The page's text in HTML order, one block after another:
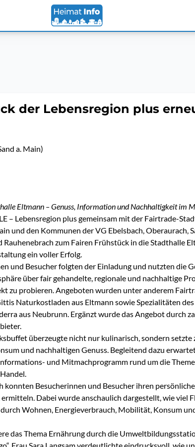
der Lebensregion plus
a. Main)
Eltmann – Genuss, Information und Nachhaltigkeit im
– Lebensregion plus gemeinsam mit der Fairtrade-
und den Kommunen der VG Ebelsbach, Oberaurach,
Rauhenebrach zum Fairen Frühstück in die Stadthalle
ein voller Erfolg.
und Besucher folgten der Einladung und nutzten die
über fair gehandelte, regionale und nachhaltige
zu probieren. Angeboten wurden unter anderem
Naturkostladen aus Eltmann sowie Spezialitäten des
aus Neubrunn. Ergänzt wurde das Angebot durch
überzeugte nicht nur kulinarisch, sondern setzte
und nachhaltigen Genuss. Begleitend dazu
und Mitmachprogramm rund um die
konnten Besucherinnen und Besucher ihren
Dabei wurde anschaulich dargestellt, wie viel
Wohnen, Energieverbrauch, Mobilität, Konsum
das Thema Ernährung durch die